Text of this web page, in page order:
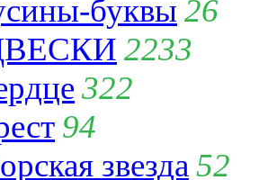
буквы 26
2233
322
94
звезда 52